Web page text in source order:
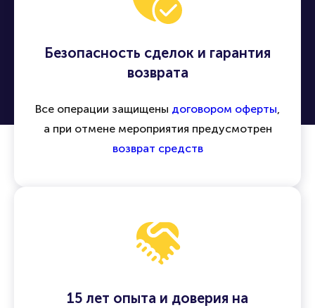
Безопасность сделок и гарантия
возврата
Все операции защищены договором оферты,
а при отмене мероприятия предусмотрен
возврат средств
15 лет опыта и доверия на